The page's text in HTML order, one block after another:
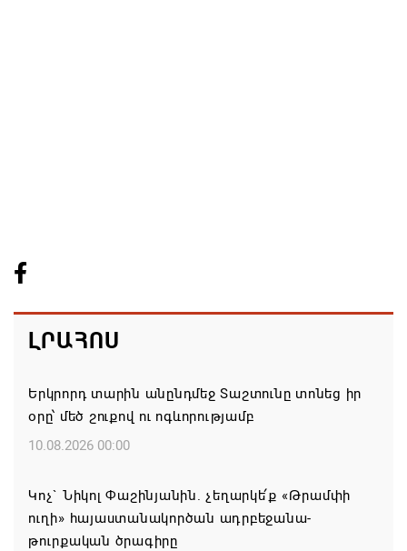
ԼՐԱՀՈՍ
Երկրորդ տարին անընդմեջ Տաշտունը տոնեց իր
օրը՝ մեծ շուքով ու ոգևորությամբ
10.08.2026 00:00
Կոչ` Նիկոլ Փաշինյանին. չեղարկե՛ք «Թրամփի
ուղի» հայաստանակործան ադրբեջանա-
թուրքական ծրագիրը